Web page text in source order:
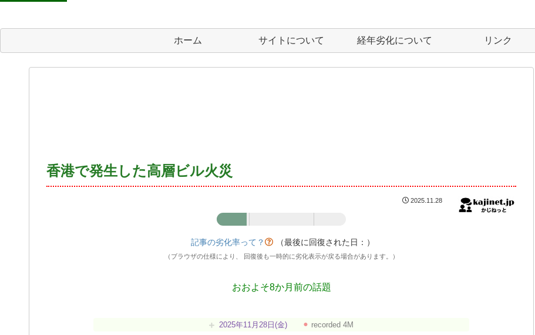
ホーム サイトについて 経年劣化について リンク
香港で発生した高層ビル火災
2025.11.28
記事の劣化率って？ （最後に回復された日： ）
（ブラウザの仕様により、 回復後も一時的に劣化表示が戻る場合があります。）
おおよそ8か月前の話題
2025年11月28日(金) ⚫︎ recorded 4M